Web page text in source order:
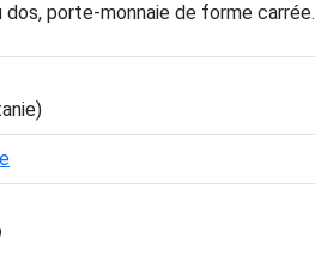
porte-monnaie de forme carrée.